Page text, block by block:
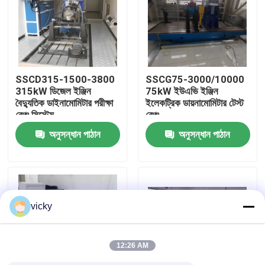
কারখানা ভ্রমণ
যোগাযোগ করুন
খবর
মামলা
টর্ক ডায়নামিটার
SSCD315-1500-3800
315kW ডিজেল ইঞ্জিন
বৈদ্যুতিক ডাইনামোমিটার পরীক্ষা
বেঞ্চ সিস্টেম
অনুসন্ধান পাঠান
SSCG75-3000/10000
75kW ইউএভি ইঞ্জিন
ইলেকট্রিক ডায়নামোমিটার টেস্ট
বেঞ্চ
অনুসন্ধান পাঠান
vicky
12:26 AM